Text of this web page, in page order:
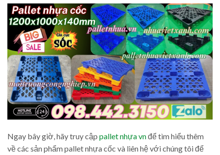
Ngay bây giờ, hãy truy cập pallet nhựa vnđể tìm hiểu thêm
về các sản phẩm pallet nhựa cốc và liên hệ với chúng tôi để